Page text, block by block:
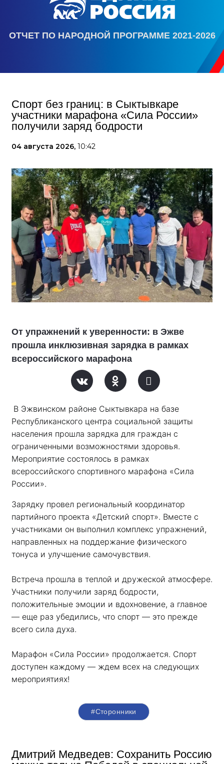
ОТЧЕТ ПО НАРОДНОЙ ПРОГРАММЕ 2021-2026
Спорт без границ: в Сыктывкаре
участники марафона «Сила России»
получили заряд бодрости
04 августа 2026, 10:42
От упражнений к уверенности: в Эжве
прошла инклюзивная зарядка в рамках
всероссийского марафона
В Эжвинском районе Сыктывкара на базе
Республиканского центра социальной защиты
населения прошла зарядка для граждан с
ограниченными возможностями здоровья.
Мероприятие состоялось в рамках
всероссийского спортивного марафона «Сила
России».
Зарядку провел региональный координатор
партийного проекта «Детский спорт». Вместе с
участниками он выполнил комплекс упражнений,
направленных на поддержание физического
тонуса и улучшение самочувствия.
Встреча прошла в теплой и дружеской атмосфере.
Участники получили заряд бодрости,
положительные эмоции и вдохновение, а главное
— еще раз убедились, что спорт — это прежде
всего сила духа.
Марафон «Сила России» продолжается. Спорт
доступен каждому — ждем всех на следующих
мероприятиях!
#Сторонники
Дмитрий Медведев: Сохранить Россию